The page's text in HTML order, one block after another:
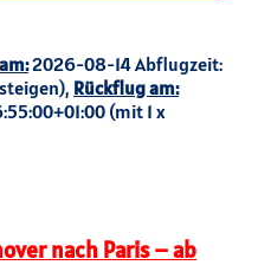
2026-08-14 Abflugzeit:
Rückflug am:
(mit 1 x
nach Paris – ab